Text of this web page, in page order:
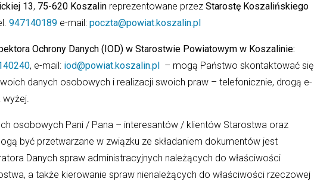
13, 75-620 Koszalin reprezentowane przez Starostę Koszalińskiego
947140189 e-mail: poczta@powiat.koszalin.pl
Ochrony Danych (IOD) w Starostwie Powiatowym w Koszalinie:
, e-mail: iod@powiat.koszalin.pl – mogą Państwo skontaktować się
danych osobowych i realizacji swoich praw – telefonicznie, drogą e-
wyżej.
osobowych Pani / Pana – interesantów / klientów Starostwa oraz
być przetwarzane w związku ze składaniem dokumentów jest
Danych spraw administracyjnych należących do właściwości
a także kierowanie spraw nienależących do właściwości rzeczowej